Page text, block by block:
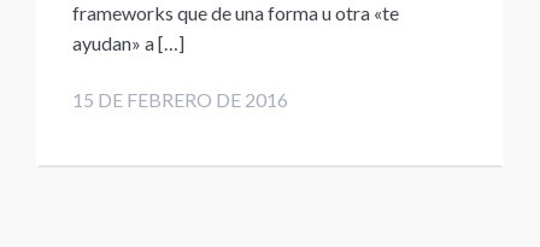
frameworks que de una forma u otra «te
ayudan» a […]
15 DE FEBRERO DE 2016